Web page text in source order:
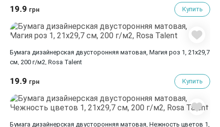
19.9 грн Купить
Бумага дизайнерская двусторонняя матовая, Магия роз 1, 21х29,7
см, 200 г/м2, Rosa Talent
19.9 грн Купить
Бумага дизайнерская двусторонняя матовая, Нежность цветов 1,